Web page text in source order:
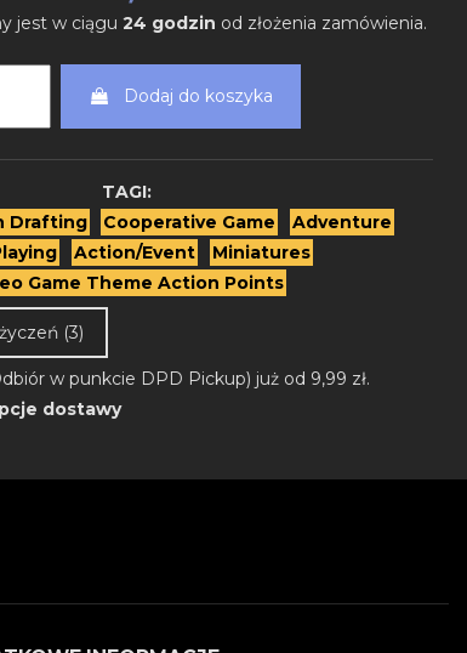
jest w ciągu 24 godzin od złożenia zamówienia.
Dodaj do koszyka
TAGI:
Drafting Cooperative Game
Adventure
Action/Event
Miniatures
Game Theme Action Points
(3)
w punkcie DPD Pickup) już od 9,99 zł.
dostawy